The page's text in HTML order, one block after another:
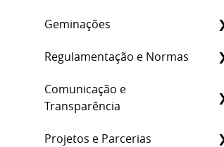
Geminações
Regulamentação e Normas
Comunicação e
Transparência
Projetos e Parcerias